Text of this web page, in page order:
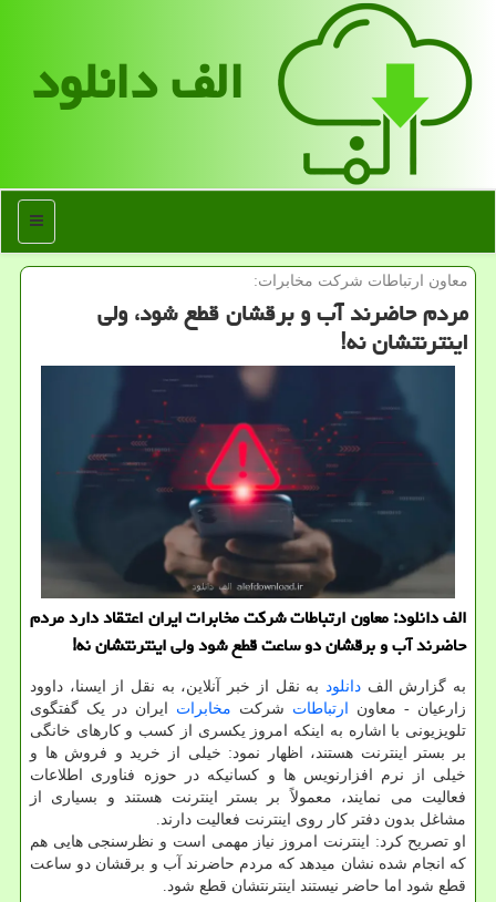
الف دانلود
منو
معاون ارتباطات شركت مخابرات:
مردم حاضرند آب و برقشان قطع شود، ولی
اینترنتشان نه!
الف دانلود: معاون ارتباطات شرکت مخابرات ایران اعتقاد دارد مردم
حاضرند آب و برقشان دو ساعت قطع شود ولی اینترنتشان نه!
به گزارش الفدانلود به نقل از خبر آنلاین، به نقل از ایسنا، داوود
زارعیان - معاون
ارتباطات شرکت مخابرات ایران در یک گفتگوی
تلویزیونی با اشاره به اینکه امروز یکسری از کسب و کارهای خانگی
بر بستر اینترنت هستند، اظهار نمود: خیلی از خرید و فروش ها و
خیلی از نرم افزارنویس ها و کسانیکه در حوزه فناوری اطلاعات
فعالیت می نمایند، معمولاً بر بستر اینترنت هستند و بسیاری از
مشاغل بدون دفتر کار روی اینترنت فعالیت دارند.
او تصریح کرد: اینترنت امروز نیاز مهمی است و نظرسنجی هایی هم
که انجام شده نشان میدهد که مردم حاضرند آب و برقشان دو ساعت
قطع شود اما حاضر نیستند اینترنتشان قطع شود.